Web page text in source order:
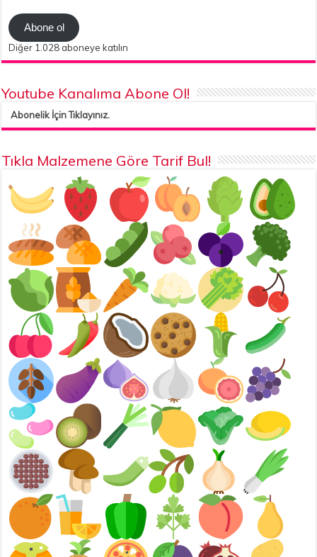
Abone ol
Diğer 1.028 aboneye katılın
Youtube Kanalıma Abone Ol!
Abonelik İçin Tıklayınız.
Tıkla Malzemene Göre Tarif Bul!